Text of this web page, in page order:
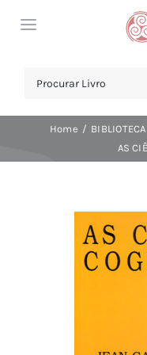
Toggle
Search
Home
AS